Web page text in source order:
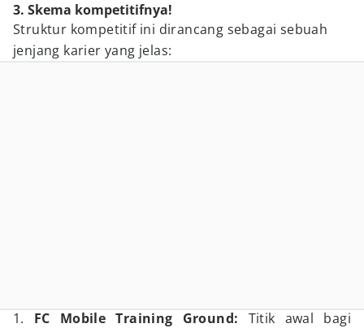
3. Skema kompetitifnya!
Struktur kompetitif ini dirancang sebagai sebuah
jenjang karier yang jelas:
1. FC Mobile Training Ground: Titik awal bagi